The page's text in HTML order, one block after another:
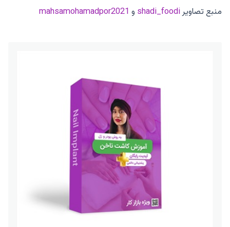
منبع تصاویرshadi_foodi و mahsamohamadpor2021